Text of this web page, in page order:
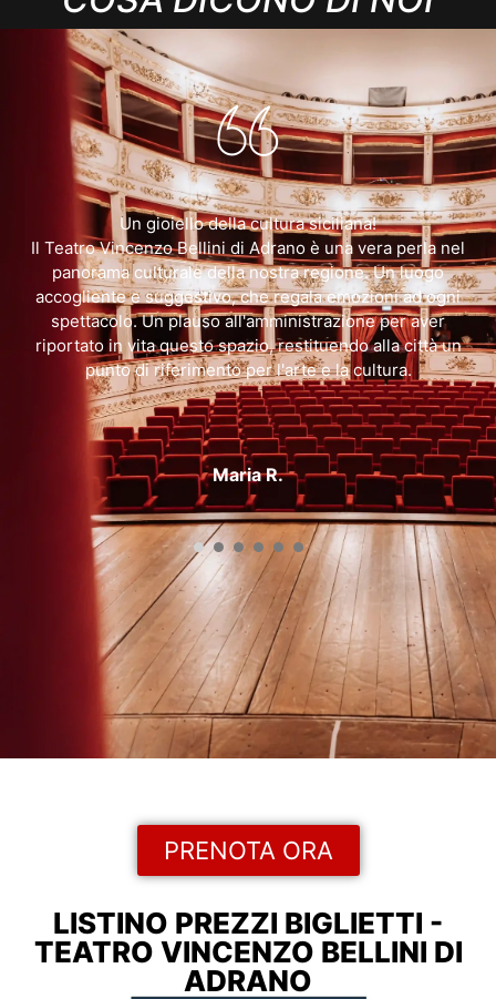
Maria R.
Un gioiello della cultura siciliana!
Il Teatro Vincenzo Bellini di Adrano è una vera perla nel
panorama culturale della nostra regione. Un luogo
accogliente e suggestivo, che regala emozioni ad ogni
spettacolo. Un plauso all'amministrazione per aver
riportato in vita questo spazio, restituendo alla città un
punto di riferimento per l'arte e la cultura.
PRENOTA ORA
LISTINO PREZZI BIGLIETTI -
TEATRO VINCENZO BELLINI DI
ADRANO